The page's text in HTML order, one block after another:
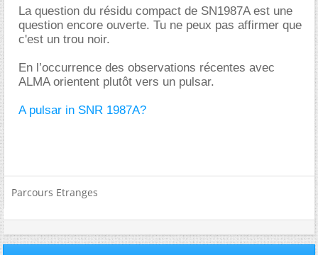
La question du résidu compact de SN1987A est une
question encore ouverte. Tu ne peux pas affirmer que
c'est un trou noir.
En l’occurrence des observations récentes avec
ALMA orientent plutôt vers un pulsar.
A pulsar in SNR 1987A?
Parcours Etranges